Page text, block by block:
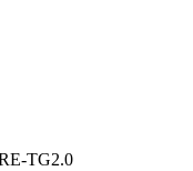
TG2.0